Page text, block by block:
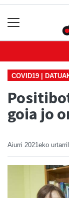
COVID19 |
goia jo
Aiurri 2021eko